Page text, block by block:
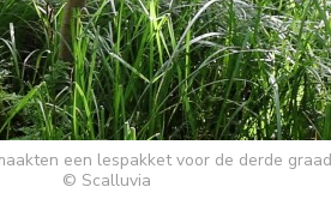
een lespakket voor de derde
© Scalluvia